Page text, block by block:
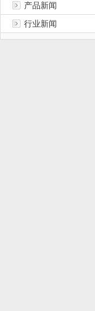
产品新闻
行业新闻